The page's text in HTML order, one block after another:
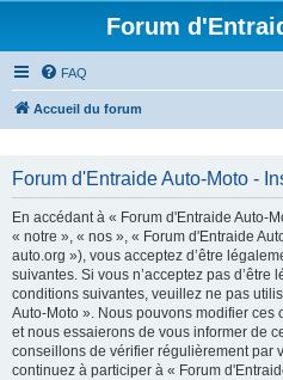
Forum
FAQ
Accueil du forum
Forum d'Entraide Auto-Moto -
En accédant à « Forum d'Entraide Auto-
« notre », « nos », « Forum d'Entraide
auto.org »), vous acceptez d’être
suivantes. Si vous n’acceptez pas
conditions suivantes, veuillez ne pas
Auto-Moto ». Nous pouvons modifier ces
et nous essaierons de vous informer de
conseillons de vérifier régulièrement par
continuez à participer à « Forum